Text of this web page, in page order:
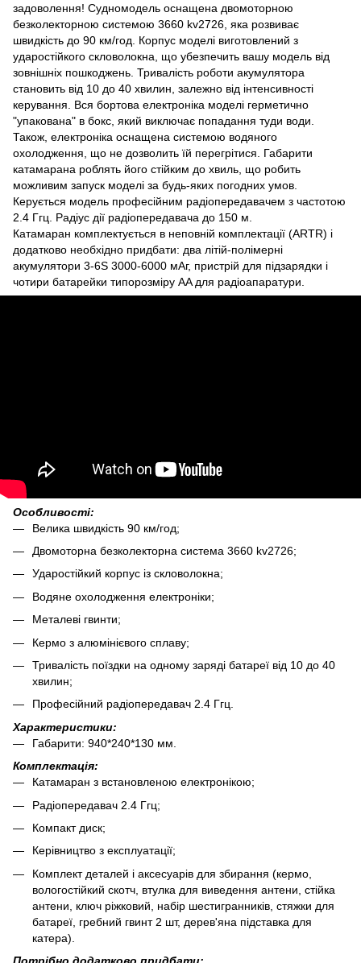
задоволення! Судномодель оснащена двомоторною
безколекторною системою 3660 kv2726, яка розвиває
швидкість до 90 км/год. Корпус моделі виготовлений з
ударостійкого скловолокна, що убезпечить вашу модель від
зовнішніх пошкоджень. Тривалість роботи акумулятора
становить від 10 до 40 хвилин, залежно від інтенсивності
керування. Вся бортова електроніка моделі герметично
"упакована" в бокс, який виключає попадання туди води.
Також, електроніка оснащена системою водяного
охолодження, що не дозволить їй перегрітися. Габарити
катамарана роблять його стійким до хвиль, що робить
можливим запуск моделі за будь-яких погодних умов.
Керується модель професійним радіопередавачем з частотою
2.4 Ггц. Радіус дії радіопередавача до 150 м.
Катамаран комплектується в неповній комплектації (ARTR) і
додатково необхідно придбати: два літій-полімерні
акумулятори 3-6S 3000-6000 мАг, пристрій для підзарядки і
чотири батарейки типорозміру AA для радіоапаратури.
Особливості:
Велика швидкість 90 км/год;
Двомоторна безколекторна система 3660 kv2726;
Ударостійкий корпус із скловолокна;
Водяне охолодження електроніки;
Металеві гвинти;
Кермо з алюмінієвого сплаву;
Тривалість поїздки на одному заряді батареї від 10 до 40
хвилин;
Професійний радіопередавач 2.4 Ггц.
Характеристики:
Габарити: 940*240*130 мм.
Комплектація:
Катамаран з встановленою електронікою;
Радіопередавач 2.4 Ггц;
Компакт диск;
Керівництво з експлуатації;
Комплект деталей і аксесуарів для збирання (кермо,
вологостійкий скотч, втулка для виведення антени, стійка
антени, ключ ріжковий, набір шестигранників, стяжки для
батареї, гребний гвинт 2 шт, дерев'яна підставка для
катера).